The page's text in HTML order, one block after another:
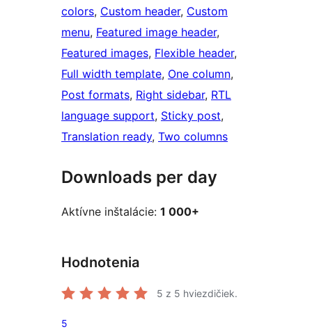
colors, Custom header, Custom
menu, Featured image header
Featured images, Flexible header
Full width template, One column
Post formats, Right sidebar, RTL
language support, Sticky post
Translation ready, Two columns
Downloads per day
Aktívne inštalácie: 1 000+
Hodnotenia
5 z 5 hviezdičiek.
5